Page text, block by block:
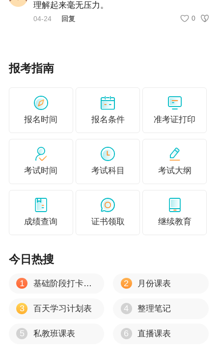
“三税”联系较为密切，难度组合属于两门较易的科目
加一门偏难的科目。学习特点是理解、记忆和计算的
推荐2：税法一+税法二+涉税服务相关法律
要的记忆性内容偏多，计算量相对来说较少，但是尽
量优先保证《税法一》和《税法二》通过。
计》之间的联系，三个科目互相促进。难度组合属于
两门较易的科目加一门较难的科目。学习特点是理
是更优的选择！推荐零基础的同学跟着老师学
考！ 了解/试听课程>>
理解起来毫无压力。
04-24 回复 0
报考指南
报名时间 报名条件 准考证打印
考试时间 考试科目 考试大纲
成绩查询 证书领取 继续教育
今日热搜
1 基础阶段打卡计划 2 月份课表
3 百天学习计划表 4 整理笔记
5 私教班课表 6 直播课表